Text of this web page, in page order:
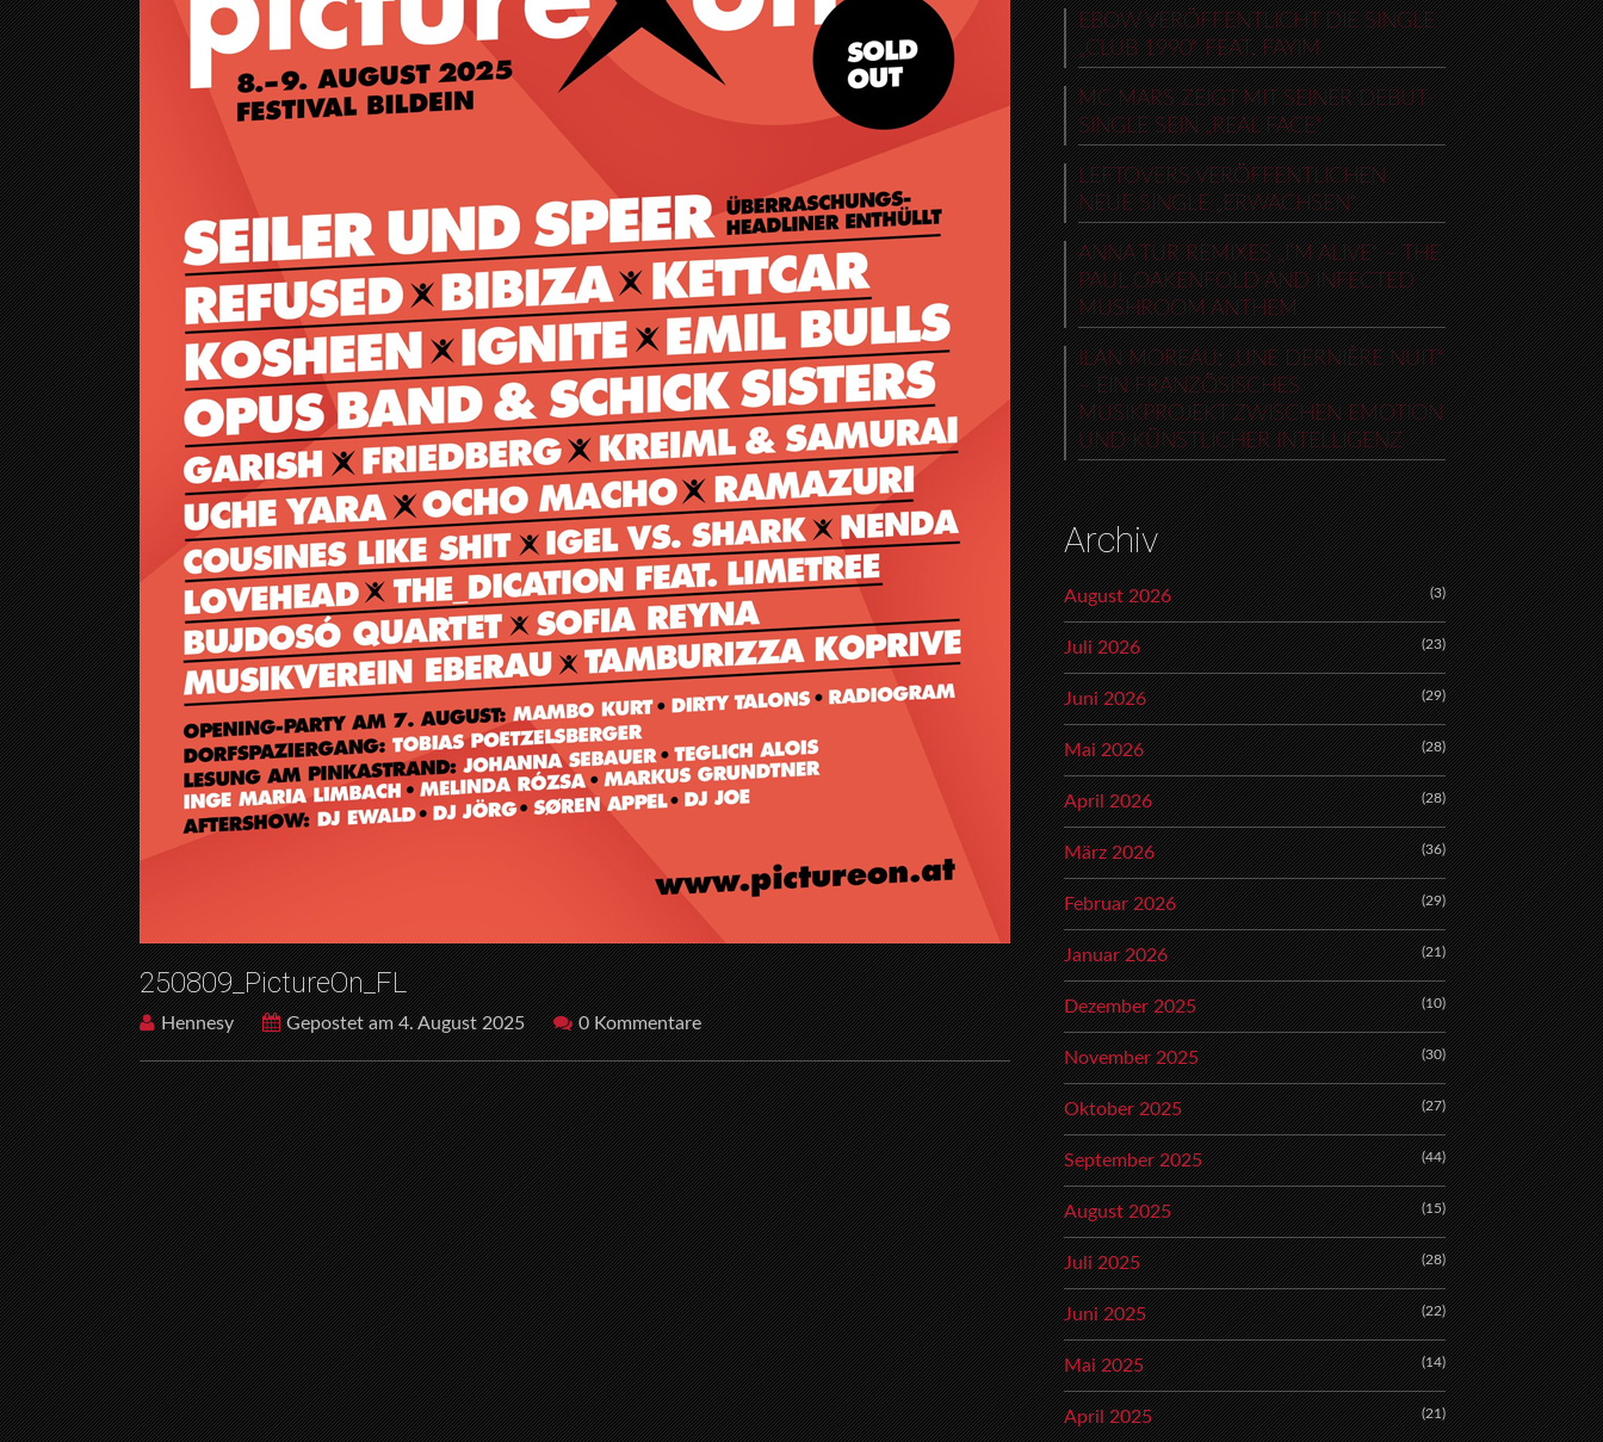
250809_PictureOn_FL
Hennesy Gepostet am 4. August 2025 0 Kommentare
EBOW VERÖFFENTLICHT DIE SINGLE
„CLUB 1990“ FEAT. FAYIM
MC MARS ZEIGT MIT SEINER DEBUT-
SINGLE SEIN „REAL FACE“
LEFTOVERS VERÖFFENTLICHEN
NEUE SINGLE „ERWACHSEN“
ANNA TUR REMIXES „I’M ALIVE“ – THE
PAUL OAKENFOLD AND INFECTED
MUSHROOM ANTHEM
ILAN MOREAU: „UNE DERNIÈRE NUIT“
– EIN FRANZÖSISCHES
MUSIKPROJEKT ZWISCHEN EMOTION
UND KÜNSTLICHER INTELLIGENZ
Archiv
August 2026 (3)
Juli 2026 (23)
Juni 2026 (29)
Mai 2026 (28)
April 2026 (28)
März 2026 (36)
Februar 2026 (29)
Januar 2026 (21)
Dezember 2025 (10)
November 2025 (30)
Oktober 2025 (27)
September 2025 (44)
August 2025 (15)
Juli 2025 (28)
Juni 2025 (22)
Mai 2025 (14)
April 2025 (21)